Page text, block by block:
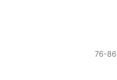
76-86